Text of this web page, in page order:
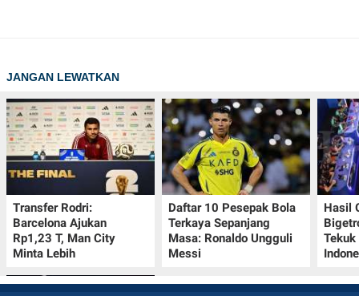
JANGAN LEWATKAN
Transfer Rodri:
Barcelona Ajukan
Rp1,23 T, Man City
Minta Lebih
Daftar 10 Pesepak Bola
Terkaya Sepanjang
Masa: Ronaldo Ungguli
Messi
Hasil